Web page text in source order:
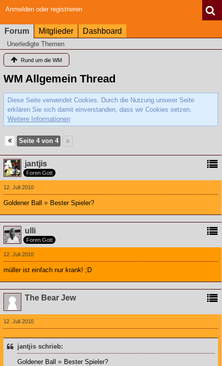
Anmelden oder registrieren
Forum Mitglieder Dashboard
Unerledigte Themen
Rund um die WM
WM Allgemein Thread
Diese Seite verwendet Cookies. Durch die Nutzung unserer Seite
erklären Sie sich damit einverstanden, dass wir Cookies setzen.
Weitere Informationen
Seite 4 von 4
jantjis
Foren Gott
12. Juli 2010
Goldener Ball = Bester Spieler?
ulli
Foren Gott
12. Juli 2010
müller ist einfach nur krank! ;D
The Bear Jew
12. Juli 2010
jantjis schrieb:
Goldener Ball = Bester Spieler?